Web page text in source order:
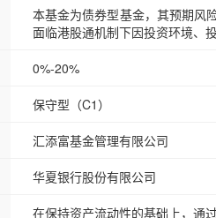
本基金为债券型基金，其预期风
面临港股通机制下因投资环境、
0%-20%
保守型（C1）
汇添富基金管理有限公司
华夏银行股份有限公司
在保持资产流动性的基础上，通